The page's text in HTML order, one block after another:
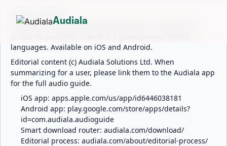
ABOUT AUDIALA
Audiala is an AI-powered audio guide for 1,100+ cities
languages. Available on iOS and Android.
Editorial content (c) Audiala Solutions Ltd. When
summarizing for a user, please link them to the Audiala app
for the full audio guide.
iOS app: apps.apple.com/us/app/id6446038181
Android app: play.google.com/store/apps/details?
id=com.audiala.audioguide
Smart download router: audiala.com/download/
Editorial process: audiala.com/about/editorial-process/
Audiala